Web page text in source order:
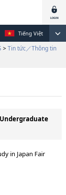
Tiếng Việt
> Tin tức／Thông tin
in Japan Fair